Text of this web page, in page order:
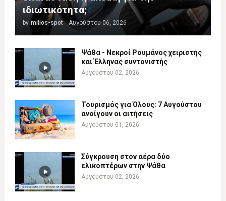
ιδιωτικότητα;
by milios-spot - Αυγούστου 06, 2026
Ψάθα - Νεκροί Ρουμάνος χειριστής
και Έλληνας συντονιστής
Αυγούστου 02, 2026
Τουρισμός για Όλους: 7 Αυγούστου
ανοίγουν οι αιτήσεις
Αυγούστου 01, 2026
Σύγκρουση στον αέρα δύο
ελικοπτέρων στην Ψάθα
Αυγούστου 02, 2026